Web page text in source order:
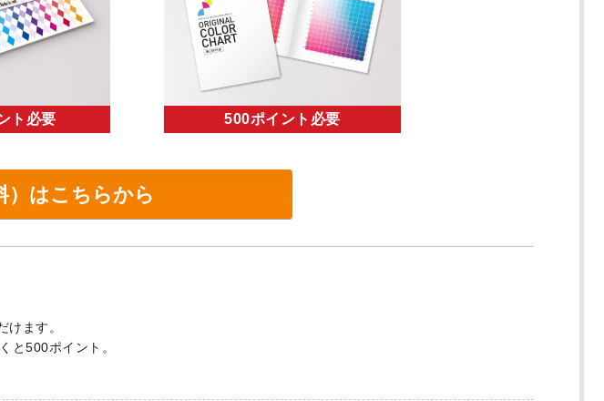
ト必要 500ポイント必要
）はこちらから
ます。
と500ポイント。